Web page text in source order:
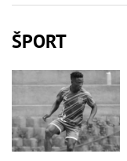
ŠPORT